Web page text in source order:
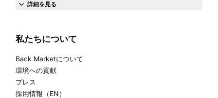
詳細を見る
私たちについて
Back Marketについて
環境への貢献
プレス
採用情報（EN）